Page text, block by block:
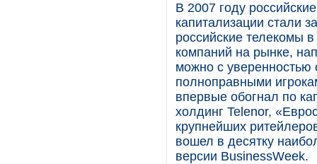
В 2007 году
капитализации стали
российские телекомы
компаний на рынке,
можно с уверенностью
полноправными
впервые обогнал по
холдинг Telenor,
крупнейших
вошел в десятку
версии BusinessWeek.